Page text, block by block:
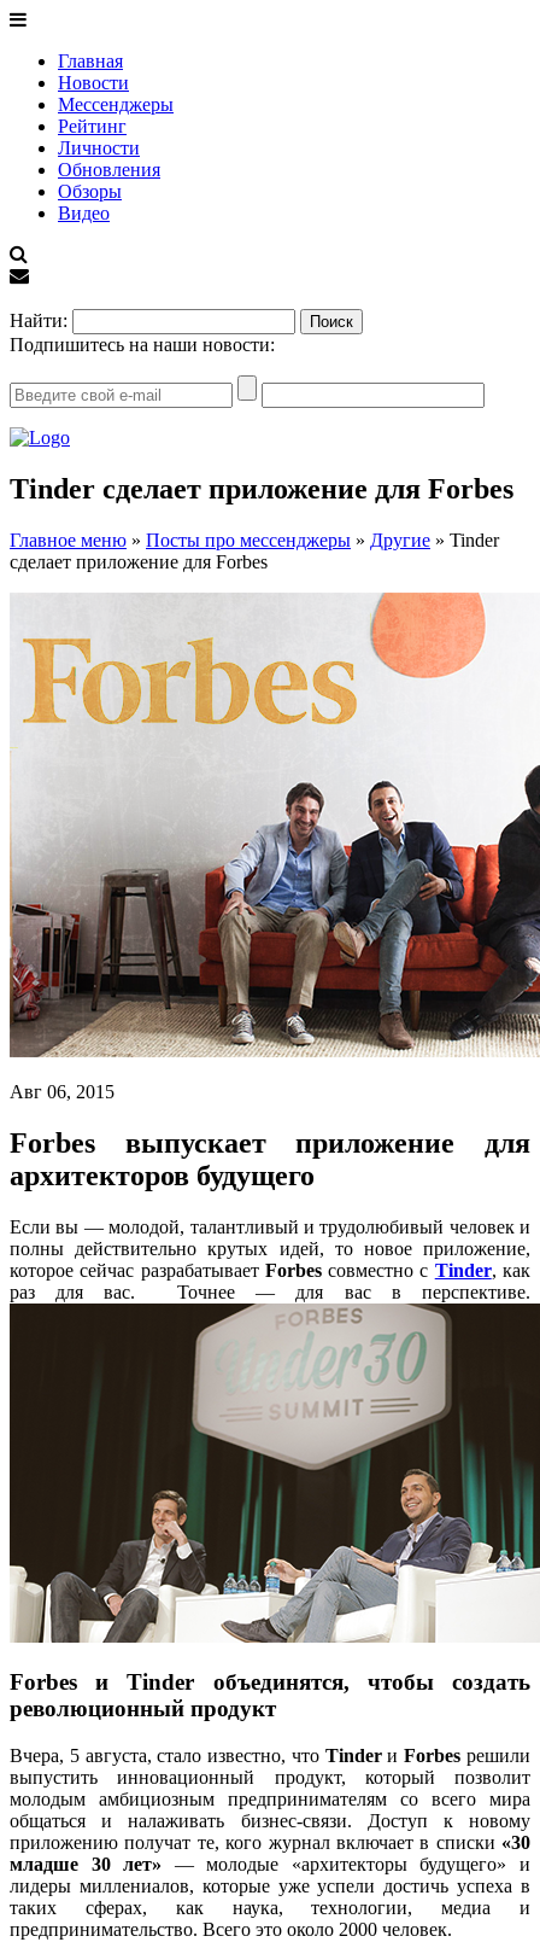
Главная
Новости
Мессенджеры
Рейтинг
Личности
Обновления
Обзоры
Видео
Найти:
Подпишитесь на наши новости:
Tinder сделает приложение для Forbes
Главное меню » Посты про мессенджеры » Другие » Tinder
сделает приложение для Forbes
Авг 06, 2015
Forbes выпускает приложение для
архитекторов будущего
Если вы — молодой, талантливый и трудолюбивый человек и
полны действительно крутых идей, то новое приложение,
которое сейчас разрабатывает Forbesсовместно с Tinder, как
раз для вас. Точнее — для вас в перспективе.
Forbes и Tinder объединятся, чтобы создать
революционный продукт
Вчера, 5 августа, стало известно, что TinderиForbes решили
выпустить инновационный продукт, который позволит
молодым амбициозным предпринимателям со всего мира
общаться и налаживать бизнес-связи. Доступ к новому
приложению получат те, кого журнал включает в списки «30
младше 30 лет» — молодые «архитекторы будущего» и
лидеры миллениалов, которые уже успели достичь успеха в
таких сферах, как наука, технологии, медиа и
предпринимательство. Всего это около 2000 человек.